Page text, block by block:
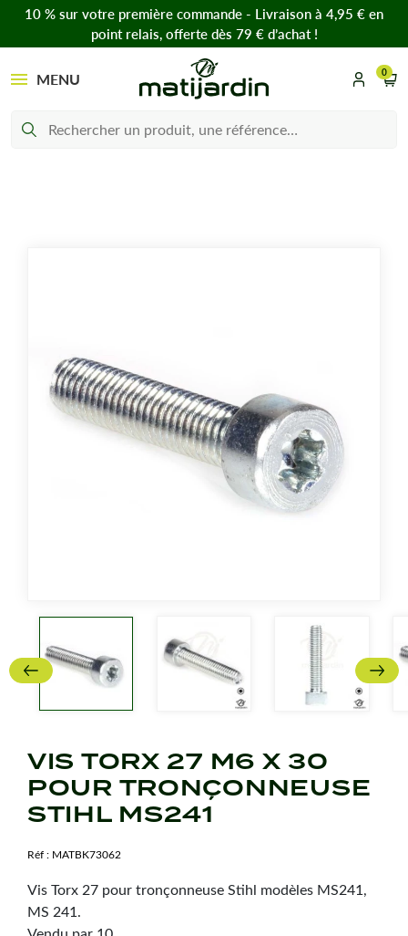
10 % sur votre première commande - Livraison à 4,95 € en
point relais, offerte dès 79 € d’achat !
MENU 0
VIS TORX 27 M6 X 30
POUR TRONÇONNEUSE
STIHL MS241
Réf : MATBK73062
Vis Torx 27 pour tronçonneuse Stihl modèles MS241,
MS 241.